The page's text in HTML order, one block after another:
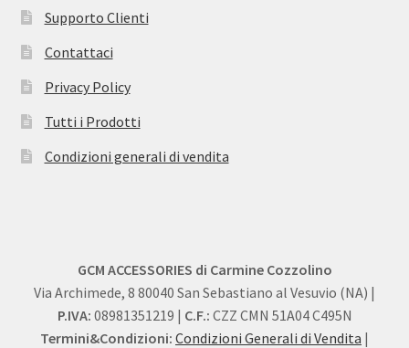
Supporto Clienti
Contattaci
Privacy Policy
Tutti i Prodotti
Condizioni generali di vendita
GCM ACCESSORIES di Carmine Cozzolino
Via Archimede, 8 80040 San Sebastiano al Vesuvio (NA) |
P.IVA: 08981351219 | C.F.: CZZ CMN 51A04 C495N
Termini&Condizioni: Condizioni Generali di Vendita |